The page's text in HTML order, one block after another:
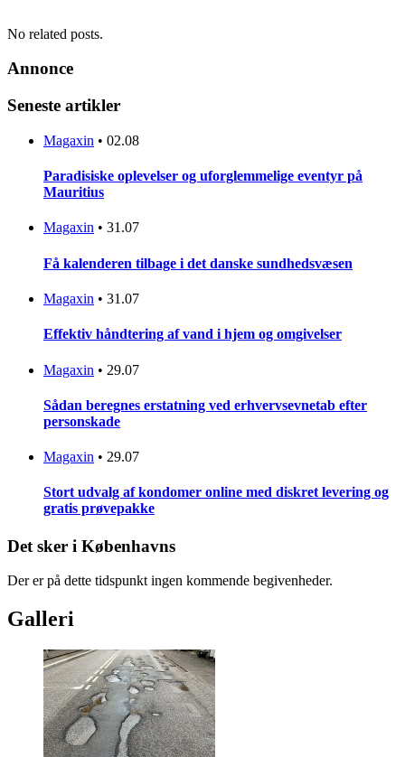
No related posts.
Annonce
Seneste artikler
Magaxin • 02.08
Paradisiske oplevelser og uforglemmelige eventyr på
Mauritius
Magaxin • 31.07
Få kalenderen tilbage i det danske sundhedsvæsen
Magaxin • 31.07
Effektiv håndtering af vand i hjem og omgivelser
Magaxin • 29.07
Sådan beregnes erstatning ved erhvervsevnetab efter
personskade
Magaxin • 29.07
Stort udvalg af kondomer online med diskret levering og
gratis prøvepakke
Det sker i Københavns
Der er på dette tidspunkt ingen kommende begivenheder.
Galleri